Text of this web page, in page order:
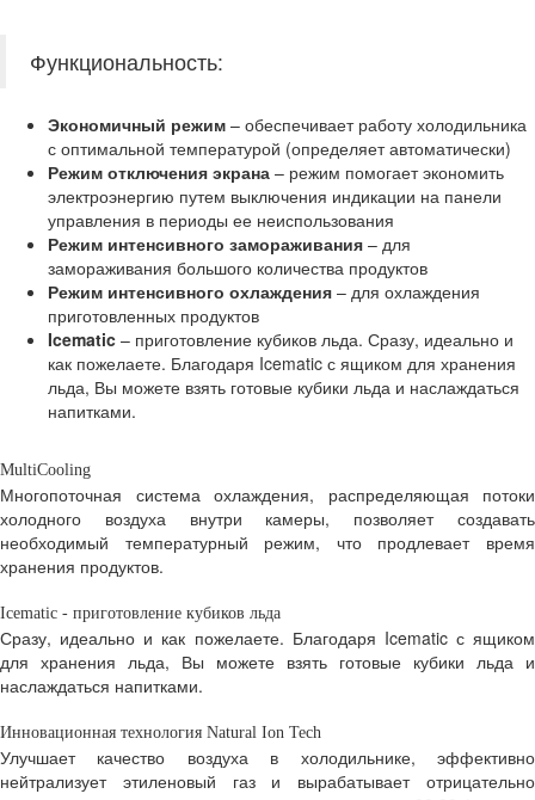
Функциональность:
Экономичный режим – обеспечивает работу холодильника
с оптимальной температурой (определяет автоматически)
Режим отключения экрана – режим помогает экономить
электроэнергию путем выключения индикации на панели
управления в периоды ее неиспользования
Режим интенсивного замораживания – для
замораживания большого количества продуктов
Режим интенсивного охлаждения – для охлаждения
приготовленных продуктов
Icematic – приготовление кубиков льда. Сразу, идеально и
как пожелаете. Благодаря Icematic с ящиком для хранения
льда, Вы можете взять готовые кубики льда и наслаждаться
напитками.
MultiCooling
Многопоточная система охлаждения, распределяющая потоки
холодного воздуха внутри камеры, позволяет создавать
необходимый температурный режим, что продлевает время
хранения продуктов.
Icematic - приготовление кубиков льда
Сразу, идеально и как пожелаете. Благодаря Icematic с ящиком
для хранения льда, Вы можете взять готовые кубики льда и
наслаждаться напитками.
Инновационная технология Natural Ion Tech
Улучшает качество воздуха в холодильнике, эффективно
нейтрализует этиленовый газ и вырабатывает отрицательно